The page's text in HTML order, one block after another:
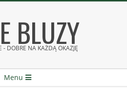
BLUZY
- DOBRE NA KAŻDĄ OKAZJĘ
Menu